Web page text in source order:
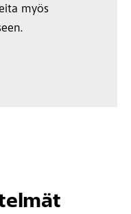
myös